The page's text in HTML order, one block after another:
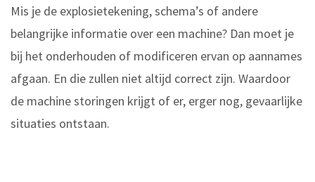
Mis je de explosietekening, schema’s of andere
belangrijke informatie over een machine? Dan moet je
bij het onderhouden of modificeren ervan op aannames
afgaan. En die zullen niet altijd correct zijn. Waardoor
de machine storingen krijgt of er, erger nog, gevaarlijke
situaties ontstaan.